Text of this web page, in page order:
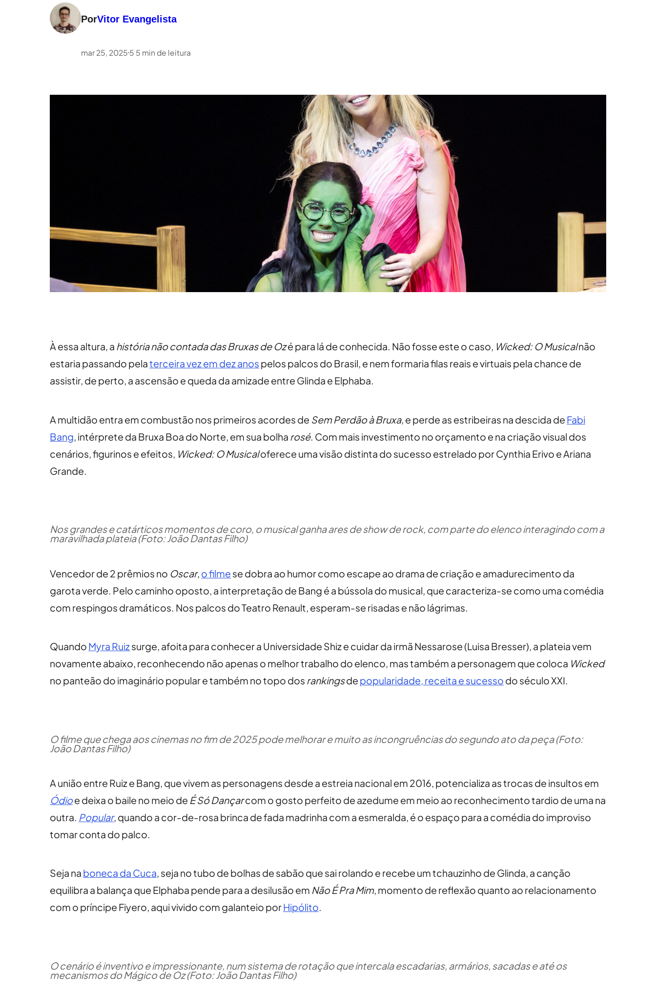
PorVitor Evangelista
mar 25, 2025•5 5 min de leitura
À essa altura, a história não contada das Bruxas de Ozé para lá de conhecida. Não fosse este o caso, Wicked: O Musicalnão
estaria passando pelaterceira vez em dez anos pelos palcos do Brasil, e nem formaria filas reais e virtuais pela chance de
assistir, de perto, a ascensão e queda da amizade entre Glinda e Elphaba.
A multidão entra em combustão nos primeiros acordes de Sem Perdão à Bruxa, e perde as estribeiras na descida de Fabi
Bang, intérprete da Bruxa Boa do Norte, em sua bolha rosé. Com mais investimento no orçamento e na criação visual dos
cenários, figurinos e efeitos, Wicked: O Musicaloferece uma visão distinta do sucesso estrelado por Cynthia Erivo e Ariana
Grande.
Nos grandes e catárticos momentos de coro, o musical ganha ares de show de rock, com parte do elenco interagindo com a
maravilhada plateia (Foto: João Dantas Filho)
Vencedor de 2 prêmios no Oscar, o filme se dobra ao humor como escape ao drama de criação e amadurecimento da
garota verde. Pelo caminho oposto, a interpretação de Bang é a bússola do musical, que caracteriza-se como uma comédia
com respingos dramáticos. Nos palcos do Teatro Renault, esperam-se risadas e não lágrimas.
Quando Myra Ruizsurge, afoita para conhecer a Universidade Shiz e cuidar da irmã Nessarose (Luisa Bresser), a plateia vem
novamente abaixo, reconhecendo não apenas o melhor trabalho do elenco, mas também a personagem que coloca Wicked
no panteão do imaginário popular e também no topo dos rankingsde popularidade, receita e sucesso do século XXI.
O filme que chega aos cinemas no fim de 2025 pode melhorar e muito as incongruências do segundo ato da peça (Foto:
João Dantas Filho)
A união entre Ruiz e Bang, que vivem as personagens desde a estreia nacional em 2016, potencializa as trocas de insultos em
Ódioe deixa o baile no meio de É Só Dançarcom o gosto perfeito de azedume em meio ao reconhecimento tardio de uma na
outra. Popular, quando a cor-de-rosa brinca de fada madrinha com a esmeralda, é o espaço para a comédia do improviso
tomar conta do palco.
Seja na boneca da Cuca, seja no tubo de bolhas de sabão que sai rolando e recebe um tchauzinho de Glinda, a canção
equilibra a balança que Elphaba pende para a desilusão em Não É Pra Mim, momento de reflexão quanto ao relacionamento
com o príncipe Fiyero, aqui vivido com galanteio porHipólito.
O cenário é inventivo e impressionante, num sistema de rotação que intercala escadarias, armários, sacadas e até os
mecanismos do Mágico de Oz (Foto: João Dantas Filho)